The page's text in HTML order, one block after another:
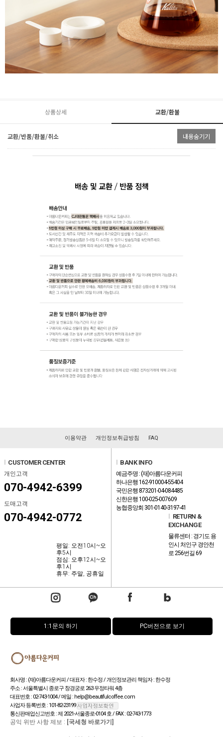
상품상세 교환/환불
교환/반품/환불/취소 내용숨기기
이용약관 개인정보취급방침 FAQ
l CUSTOMER CENTER
개인고객
070-4942-6399
도매고객
070-4942-0772
평일: 오전10시~오
후5시
점심: 오후12시~오
후1시
휴무: 주말, 공휴일
l BANK INFO
예금주명 : (재)아름다운커피
하나은행 162-910004-55404
국민은행 873201-04-084485
신한은행 100-025-007609
농협중앙회 301-0140-3197-41
l RETURN &
EXCHANGE
물류센터 : 경기도 용
인시 처인구 경안천
로 256번길 69
1:1문의 하기 PC버전으로 보기
회사명 : (재)아름다운커피 / 대표자 : 한수정 / 개인정보관리 책임자 : 한수정
주소 : 서울특별시 종로구 창경궁로 263 우정타워 4층
대표번호 : 02-743-1004 / 메일 : help@beautifulcoffee.com
사업자 등록번호 : 101-82-23199
통신판매업신고번호 : 제 2021-서울종로-0104 호 / FAX : 02-743-1773
공익 위반 사항 제보 : [국세청 바로가기]